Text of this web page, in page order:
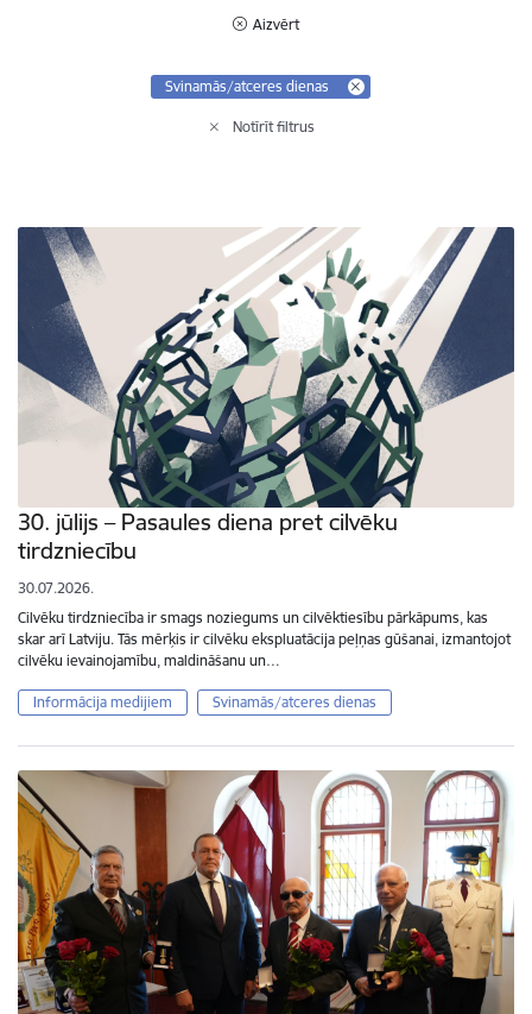
Aizvērt
Svinamās/atceres dienas
Notīrīt filtrus
30. jūlijs – Pasaules diena pret cilvēku
tirdzniecību
30.07.2026.
Cilvēku tirdzniecība ir smags noziegums un cilvēktiesību pārkāpums, kas
skar arī Latviju. Tās mērķis ir cilvēku ekspluatācija peļņas gūšanai, izmantojot
cilvēku ievainojamību, maldināšanu un…
Informācija medijiem Svinamās/atceres dienas